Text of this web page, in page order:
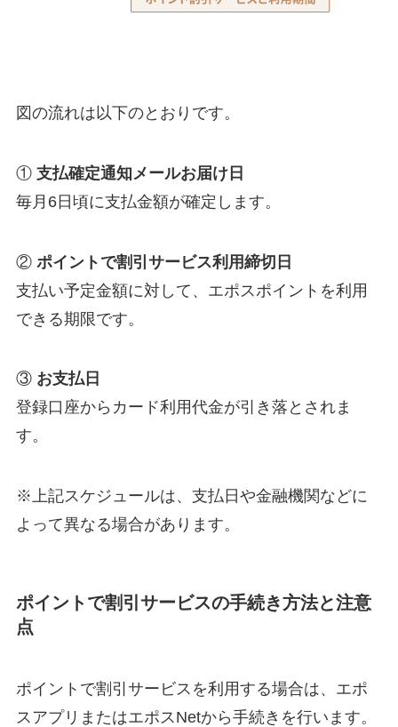
図の流れは以下のとおりです。
① 支払確定通知メールお届け日
毎月6日頃に支払金額が確定します。
② ポイントで割引サービス利用締切日
支払い予定金額に対して、エポスポイントを利用
できる期限です。
③ お支払日
登録口座からカード利用代金が引き落とされま
す。
※上記スケジュールは、支払日や金融機関などに
よって異なる場合があります。
ポイントで割引サービスの手続き方法と注意
点
ポイントで割引サービスを利用する場合は、エポ
スアプリまたはエポスNetから手続きを行います。